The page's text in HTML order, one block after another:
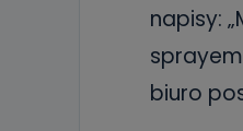
napisy:
biuro